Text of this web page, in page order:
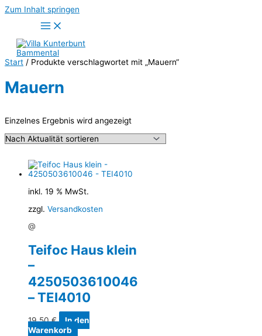
Zum Inhalt springen
Start / Produkte verschlagwortet mit „Mauern“
Mauern
Einzelnes Ergebnis wird angezeigt
inkl. 19 % MwSt.
zzgl. Versandkosten
@
Teifoc Haus klein
–
4250503610046
– TEI4010
19,50€
In den
Warenkorb